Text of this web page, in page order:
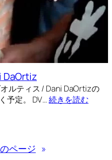
DaOrtiz
ルティス / Dani DaOrtizの
予定。 DV…続きを読む
ページ »